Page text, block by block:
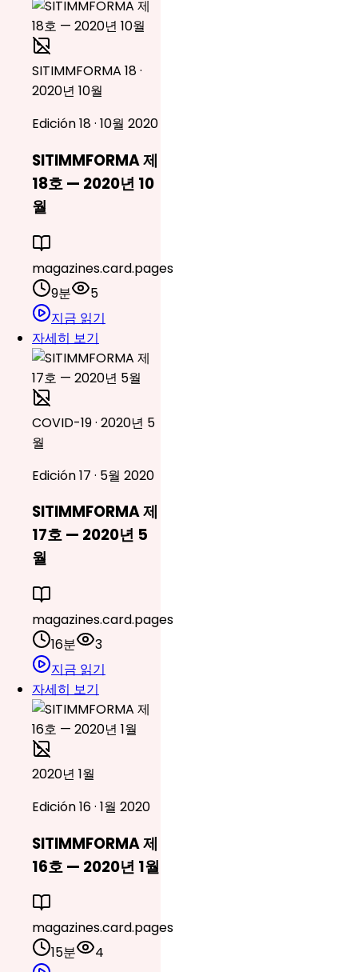
SITIMMFORMA 18 ·
2020년 10월
Edición 18 · 10월 2020
SITIMMFORMA 제
18호 — 2020년 10
월
magazines.card.pages
9분
5
지금 읽기
자세히 보기
COVID-19 · 2020년 5
월
Edición 17 · 5월 2020
SITIMMFORMA 제
17호 — 2020년 5
월
magazines.card.pages
16분
3
지금 읽기
자세히 보기
2020년 1월
Edición 16 · 1월 2020
SITIMMFORMA 제
16호 — 2020년 1월
magazines.card.pages
15분
4